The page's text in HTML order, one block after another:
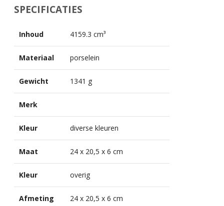
SPECIFICATIES
Inhoud 4159.3 cm³
Materiaal porselein
Gewicht 1341 g
Merk
Kleur diverse kleuren
Maat 24 x 20,5 x 6 cm
Kleur overig
Afmeting 24 x 20,5 x 6 cm